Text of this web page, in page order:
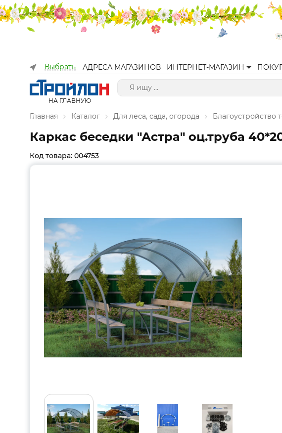
Выбрать АДРЕСА МАГАЗИНОВ ИНТЕРНЕТ-МАГАЗИН
НА ГЛАВНУЮ
Главная Каталог Для леса, сада, огорода Благоустройство
Каркас беседки "Астра" оц.труба
Код товара: 004753